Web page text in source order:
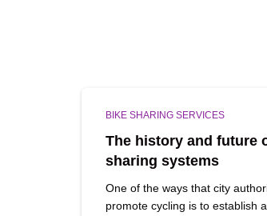
BIKE SHARING SERVICES
The history and future
sharing systems
One of the ways that city
promote cycling is to establish